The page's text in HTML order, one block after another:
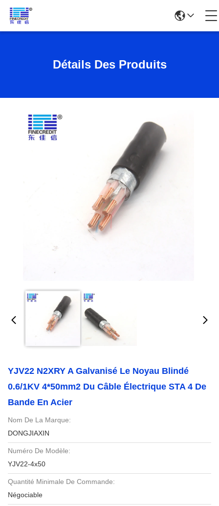
Détails Des Produits
YJV22 N2XRY A Galvanisé Le Noyau Blindé
0.6/1KV 4*50mm2 Du Câble Électrique STA 4 De
Bande En Acier
Nom De La Marque:
DONGJIAXIN
Numéro De Modèle:
YJV22-4x50
Quantité Minimale De Commande:
Négociable